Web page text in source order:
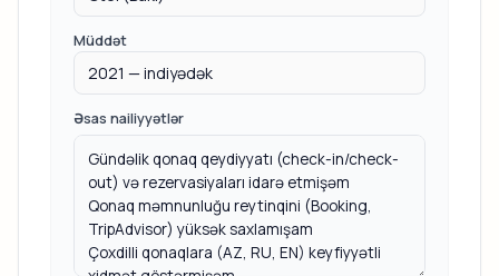
Müddət
Əsas nailiyyətlər